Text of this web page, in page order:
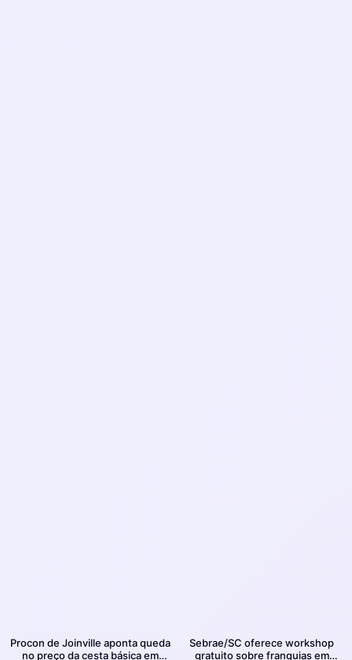
Procon de Joinville aponta queda
no preço da cesta básica em
Sebrae/SC oferece workshop
gratuito sobre franquias em